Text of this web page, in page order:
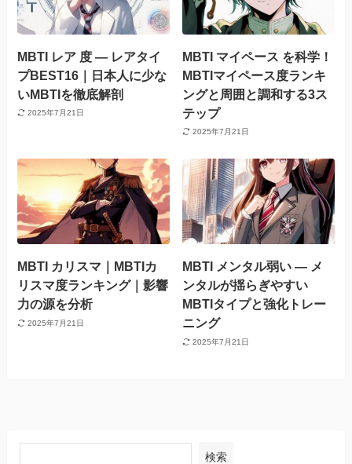
MBTI レア 度 — レアタイ
プBEST16｜日本人に少な
いMBTIを徹底解剖
2025年7月21日
MBTI マイペース を科学！
MBTIマイペース度ランキ
ングと周囲と調和する3ス
テップ
2025年7月21日
MBTI カリスマ｜MBTIカ
リスマ度ランキング｜影響
力の源を分析
2025年7月21日
MBTI メンタル弱い — メ
ンタルが揺らぎやすい
MBTIタイプと強化トレー
ニング
2025年7月21日
検索